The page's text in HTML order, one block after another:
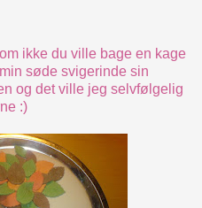
ikke du ville bage en kage
søde svigerinde sin
og det ville jeg selvfølgelig
:)